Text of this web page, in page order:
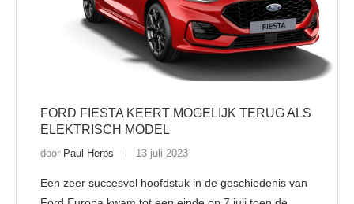
FORD FIESTA KEERT MOGELIJK TERUG ALS
ELEKTRISCH MODEL
door Paul Herps 13 juli 2023
Een zeer succesvol hoofdstuk in de geschiedenis van